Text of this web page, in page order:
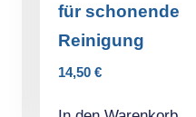
für schonende
Reinigung
14,50 €